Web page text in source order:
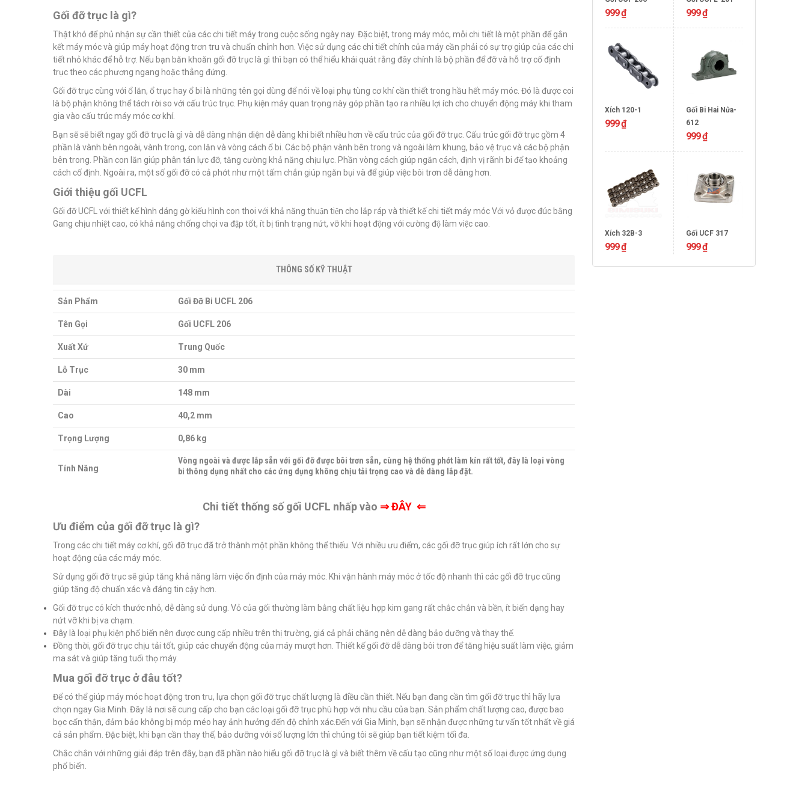
Gối đỡ trục là gì?
Thật khó để phủ nhận sự cần thiết của các chi tiết máy trong cuộc sống ngày nay. Đặc biệt, trong máy móc, mỗi chi tiết là một phần để gắn
kết máy móc và giúp máy hoạt động trơn tru và chuẩn chỉnh hơn. Việc sử dụng các chi tiết chính của máy cần phải có sự trợ giúp của các chi
tiết nhỏ khác để hỗ trợ. Nếu bạn băn khoăn gối đỡ trục là gì thì bạn có thể hiểu khái quát rằng đây chính là bộ phần để đỡ và hỗ trợ cố định
trục theo các phương ngang hoặc thẳng đứng.
Gối đỡ trục cùng với ổ lăn, ổ trục hay ổ bi là những tên gọi dùng để nói về loại phụ tùng cơ khí cần thiết trong hầu hết máy móc. Đó là được coi
là bộ phận không thể tách rời so với cấu trúc trục. Phụ kiện máy quan trọng này góp phần tạo ra nhiều lợi ích cho chuyển động máy khi tham
gia vào cấu trúc máy móc cơ khí.
Bạn sẽ sẽ biết ngay gối đỡ trục là gì và dễ dàng nhận diện dễ dàng khi biết nhiều hơn về cấu trúc của gối đỡ trục. Cấu trúc gối đỡ trục gồm 4
phần là vành bên ngoài, vành trong, con lăn và vòng cách ổ bi. Các bộ phận vành bên trong và ngoài làm khung, bảo vệ trục và các bộ phận
bên trong. Phần con lăn giúp phân tán lực đỡ, tăng cường khả năng chịu lực. Phần vòng cách giúp ngăn cách, định vị rãnh bi để tạo khoảng
cách cố định. Ngoài ra, một số gối đỡ có cả phớt như một tấm chắn giúp ngăn bụi và để giúp việc bôi trơn dễ dàng hơn.
Giới thiệu gối UCFL
Gối đỡ UCFL với thiết kế hình dáng gờ kiểu hình con thoi với khả năng thuận tiện cho lắp ráp và thiết kế chi tiết máy móc Với vỏ được đúc bằng
Gang chịu nhiệt cao, có khả năng chống chọi va đập tốt, ít bị tình trạng nứt, vỡ khi hoạt động với cường độ làm việc cao.
THÔNG SỐ KỸ THUẬT
Sản Phẩm Gối Đỡ Bi UCFL 206
Tên Gọi Gối UCFL 206
Xuất Xứ Trung Quốc
Lỗ Trục 30 mm
Dài 148 mm
Cao 40,2 mm
Trọng Lượng 0,86 kg
Tính Năng
Vòng ngoài và được lắp sẵn với gối đỡ được bôi trơn sẵn, cùng hệ thống phớt làm kín rất tốt, đây là loại vòng
bi thông dụng nhất cho các ứng dụng không chịu tải trọng cao và dễ dàng lắp đặt.
Chi tiết thống số gối UCFL nhấp vào ⇒ĐÂY ⇐
Ưu điểm của gối đỡ trục là gì?
Trong các chi tiết máy cơ khí, gối đỡ trục đã trở thành một phần không thể thiếu. Với nhiều ưu điểm, các gối đỡ trục giúp ích rất lớn cho sự
hoạt động của các máy móc.
Sử dụng gối đỡ trục sẽ giúp tăng khả năng làm việc ổn định của máy móc. Khi vận hành máy móc ở tốc độ nhanh thì các gối đỡ trục cũng
giúp tăng độ chuẩn xác và đáng tin cậy hơn.
Gối đỡ trục có kích thước nhỏ, dễ dàng sử dụng. Vỏ của gối thường làm bằng chất liệu hợp kim gang rất chắc chắn và bền, ít biến dạng hay
nứt vỡ khi bị va chạm.
Đây là loại phụ kiện phổ biến nên được cung cấp nhiều trên thị trường, giá cả phải chăng nên dễ dàng bảo dưỡng và thay thế.
Đồng thời, gối đỡ trục chịu tải tốt, giúp các chuyển động của máy mượt hơn. Thiết kế gối đỡ dễ dàng bôi trơn để tăng hiệu suất làm việc, giảm
ma sát và giúp tăng tuổi thọ máy.
Mua gối đỡ trục ở đâu tốt?
Để có thể giúp máy móc hoạt động trơn tru, lựa chọn gối đỡ trục chất lượng là điều cần thiết. Nếu bạn đang cần tìm gối đỡ trục thì hãy lựa
chọn ngay Gia Minh. Đây là nơi sẽ cung cấp cho bạn các loại gối đỡ trục phù hợp với nhu cầu của bạn. Sản phẩm chất lượng cao, được bao
bọc cẩn thận, đảm bảo không bị móp méo hay ảnh hưởng đến độ chính xác.Đến với Gia Minh, bạn sẽ nhận được những tư vấn tốt nhất về giá
cả sản phẩm. Đặc biệt, khi bạn cần thay thế, bảo dưỡng với số lượng lớn thì chúng tôi sẽ giúp bạn tiết kiệm tối đa.
Chắc chắn với những giải đáp trên đây, bạn đã phần nào hiểu gối đỡ trục là gì và biết thêm về cấu tạo cũng như một số loại được ứng dụng
phổ biến.
999₫ 999₫
Xích 120-1
999₫
Gối Bi Hai Nửa-
612
999₫
Xích 32B-3
999₫
Gối UCF 317
999₫